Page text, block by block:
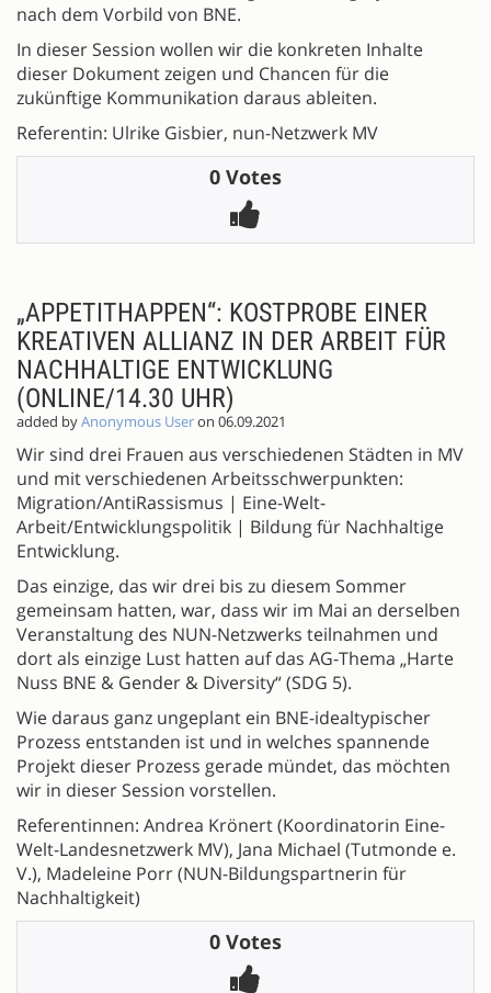
nach dem Vorbild von BNE.
In dieser Session wollen wir die konkreten Inhalte
dieser Dokument zeigen und Chancen für die
zukünftige Kommunikation daraus ableiten.
Referentin: Ulrike Gisbier, nun-Netzwerk MV
0 Votes
„APPETITHAPPEN“: KOSTPROBE EINER
KREATIVEN ALLIANZ IN DER ARBEIT FÜR
NACHHALTIGE ENTWICKLUNG
(ONLINE/14.30 UHR)
added byAnonymous Useron 06.09.2021
Wir sind drei Frauen aus verschiedenen Städten in MV
und mit verschiedenen Arbeitsschwerpunkten:
Migration/AntiRassismus | Eine-Welt-
Arbeit/Entwicklungspolitik | Bildung für Nachhaltige
Entwicklung.
Das einzige, das wir drei bis zu diesem Sommer
gemeinsam hatten, war, dass wir im Mai an derselben
Veranstaltung des NUN-Netzwerks teilnahmen und
dort als einzige Lust hatten auf das AG-Thema „Harte
Nuss BNE & Gender & Diversity“ (SDG 5).
Wie daraus ganz ungeplant ein BNE-idealtypischer
Prozess entstanden ist und in welches spannende
Projekt dieser Prozess gerade mündet, das möchten
wir in dieser Session vorstellen.
Referentinnen: Andrea Krönert (Koordinatorin Eine-
Welt-Landesnetzwerk MV), Jana Michael (Tutmonde e.
V.), Madeleine Porr (NUN-Bildungspartnerin für
Nachhaltigkeit)
0 Votes